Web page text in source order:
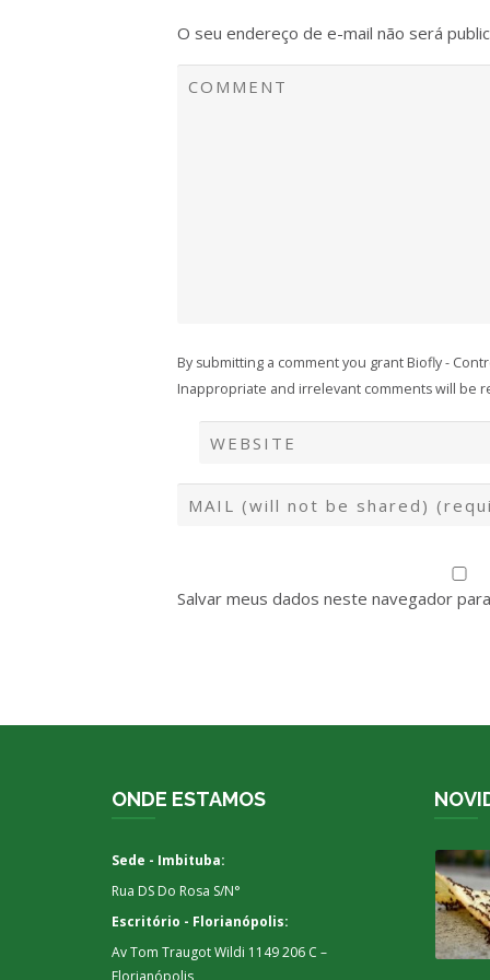
O seu endereço de e-mail não será
By submitting a comment you grant Biofly -
Inappropriate and irrelevant comments will be
Salvar meus dados neste navegador
ONDE ESTAMOS
Sede - Imbituba:
Rua DS Do Rosa S/N°
Escritório - Florianópolis:
Av Tom Traugot Wildi 1149 206 C –
Florianópolis